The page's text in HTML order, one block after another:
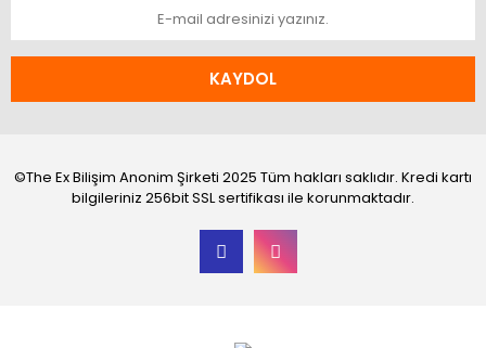
KAYDOL
©The Ex Bilişim Anonim Şirketi 2025 Tüm hakları saklıdır. Kredi kartı
bilgileriniz 256bit SSL sertifikası ile korunmaktadır.